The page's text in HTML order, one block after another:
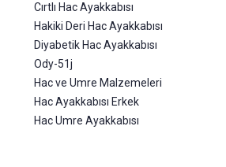
Cırtlı Hac Ayakkabısı
Hakiki Deri Hac Ayakkabısı
Diyabetik Hac Ayakkabısı
Ody-51j
Hac ve Umre Malzemeleri
Hac Ayakkabısı Erkek
Hac Umre Ayakkabısı